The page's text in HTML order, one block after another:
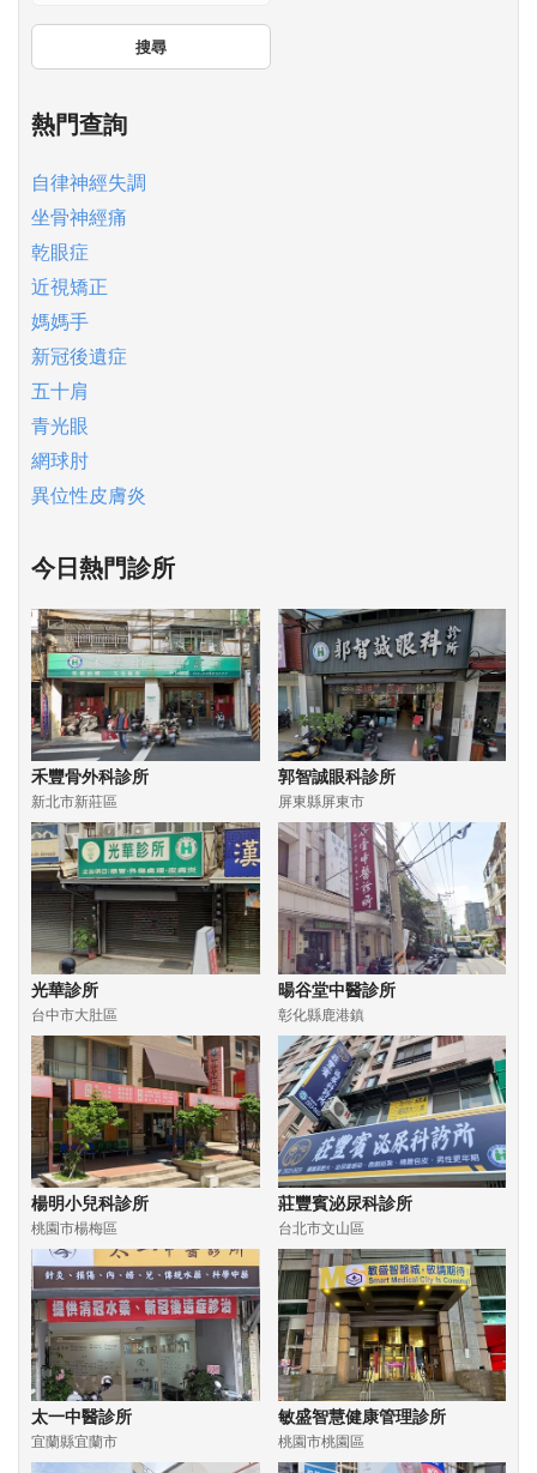
搜尋
熱門查詢
自律神經失調
坐骨神經痛
乾眼症
近視矯正
媽媽手
新冠後遺症
五十肩
青光眼
網球肘
異位性皮膚炎
今日熱門診所
禾豐骨外科診所
新北市新莊區
郭智誠眼科診所
屏東縣屏東市
光華診所
台中市大肚區
暘谷堂中醫診所
彰化縣鹿港鎮
楊明小兒科診所
桃園市楊梅區
莊豐賓泌尿科診所
台北市文山區
太一中醫診所
宜蘭縣宜蘭市
敏盛智慧健康管理診所
桃園市桃園區